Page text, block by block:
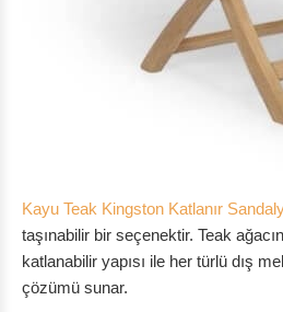
Kayu Teak Kingston Katlanır
taşınabilir bir seçenektir. Teak
katlanabilir yapısı ile her türlü dış
çözümü sunar.